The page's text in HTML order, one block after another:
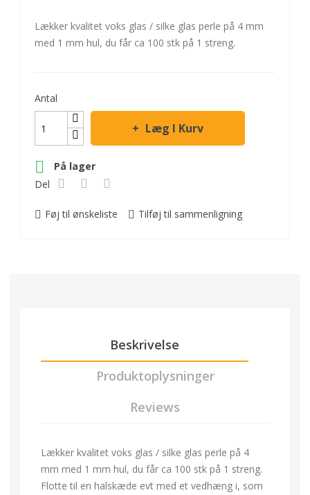
Lækker kvalitet voks glas / silke glas perle på 4 mm
med 1 mm hul, du får ca 100 stk på 1 streng.
Antal
Læg I Kurv

På lager
Del
Føj til ønskeliste Tilføj til sammenligning
Beskrivelse
Produktoplysninger
Reviews
Lækker kvalitet voks glas / silke glas perle på 4
mm med 1 mm hul, du får ca 100 stk på 1 streng.
Flotte til en halskæde evt med et vedhæng i, som